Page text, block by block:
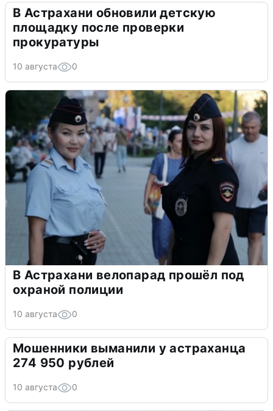
В Астрахани обновили детскую
площадку после проверки
прокуратуры
10 августа 0
В Астрахани велопарад прошёл под
охраной полиции
10 августа 0
Мошенники выманили у астраханца
274 950 рублей
10 августа 0